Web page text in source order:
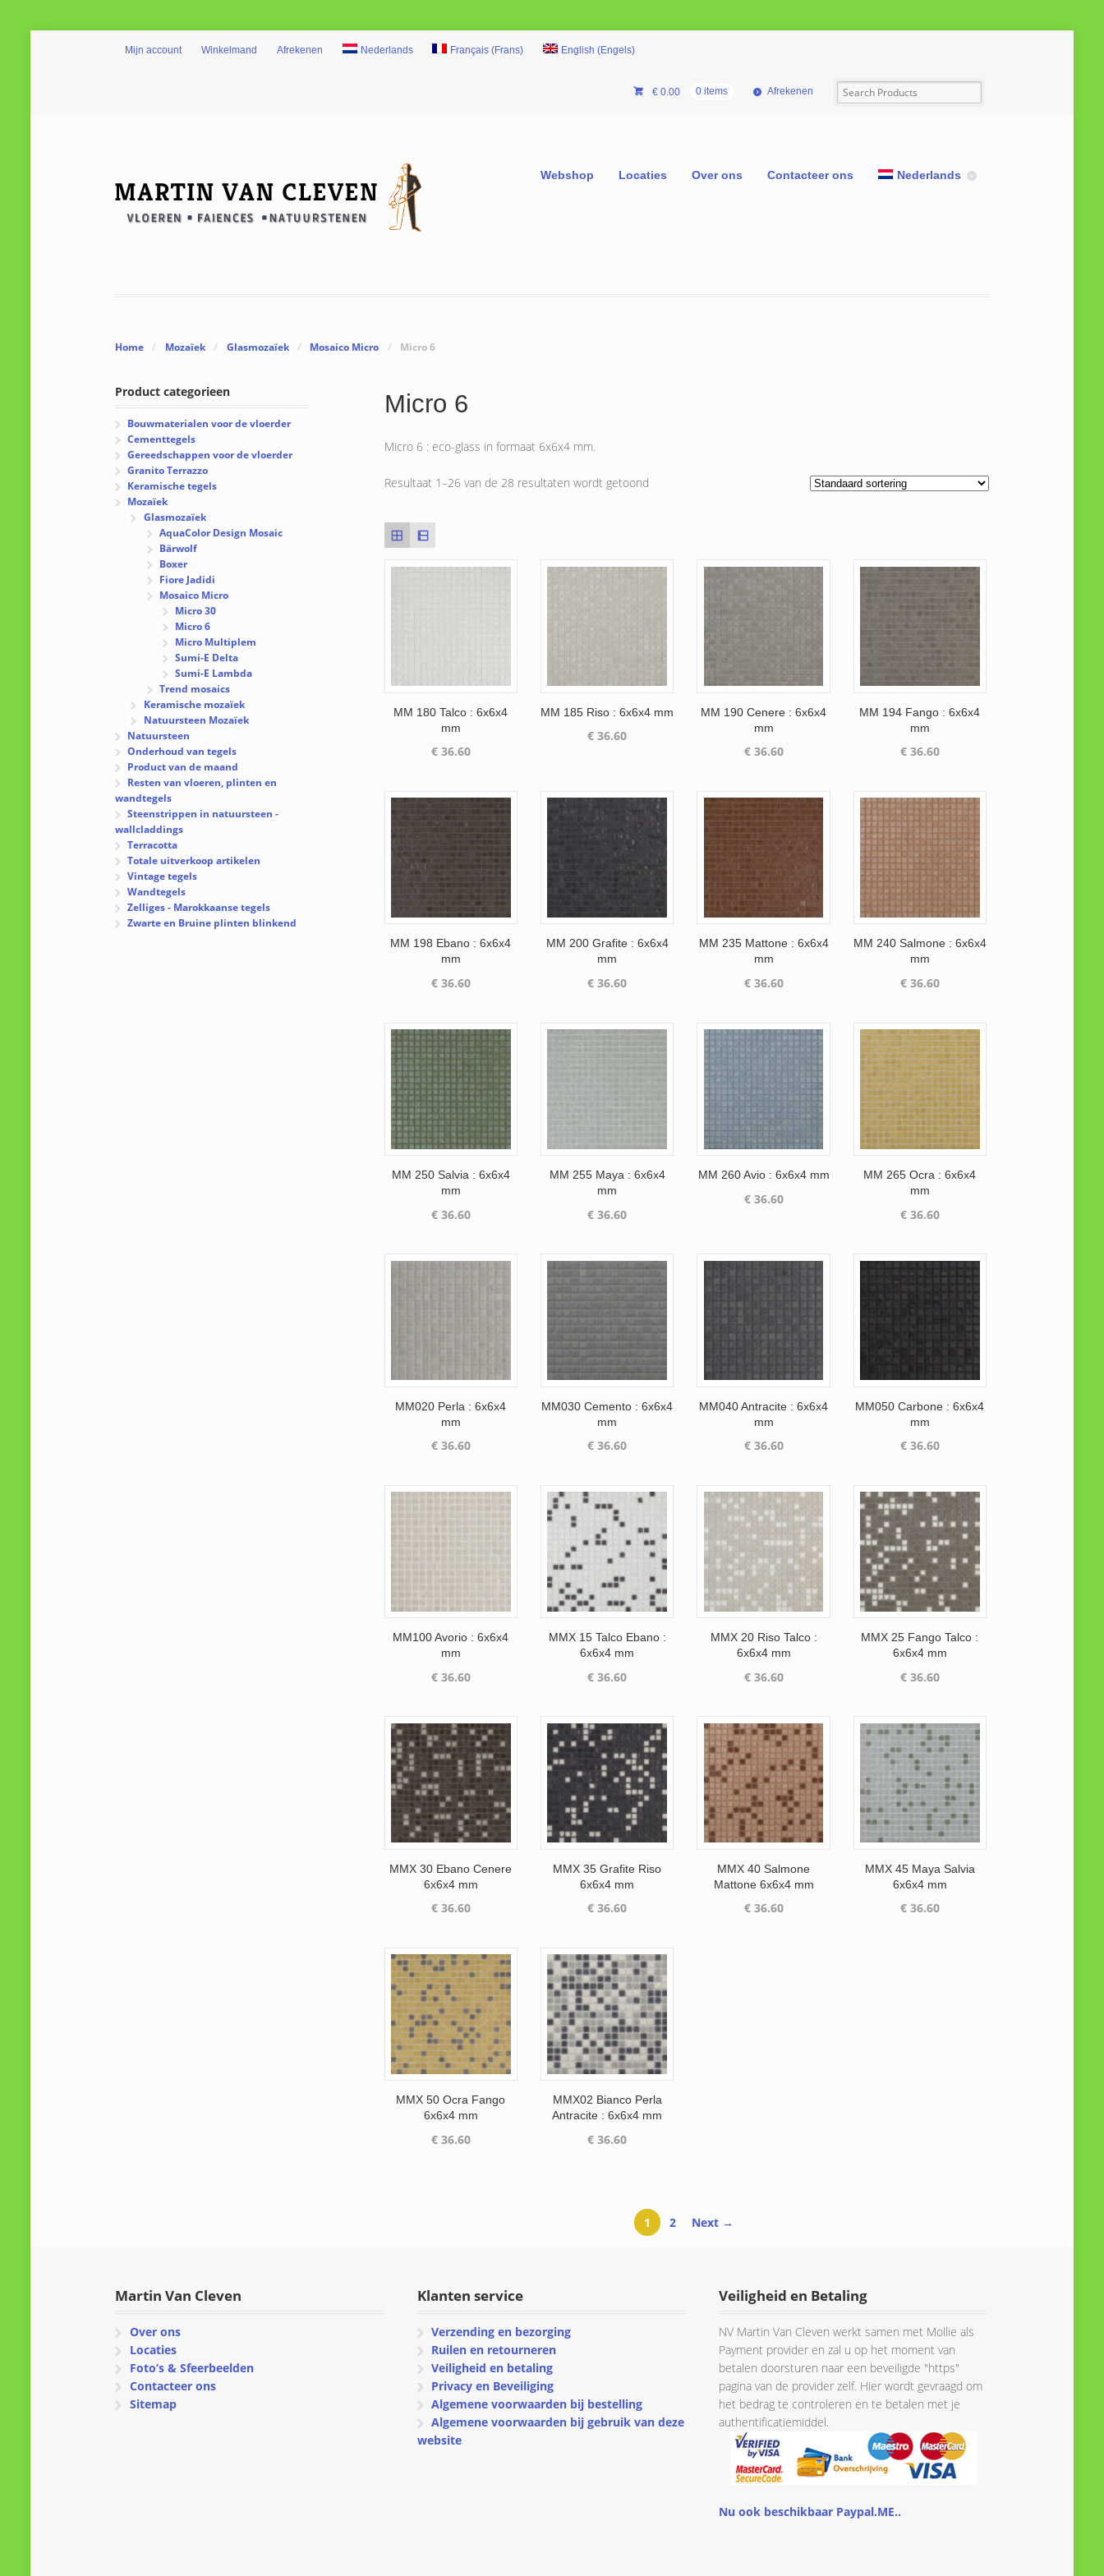
Mijn account Winkelmand Afrekenen Nederlands Français (Frans) English (Engels)
€0.00 0 items Afrekenen
Webshop Locaties Over ons Contacteer ons Nederlands
Home / Mozaïek / Glasmozaïek / Mosaico Micro / Micro 6
Micro 6
Micro 6 : eco-glass in formaat 6x6x4 mm.
Resultaat 1–26 van de 28 resultaten wordt getoond
MM 180 Talco : 6x6x4
mm
€36.60
MM 185 Riso : 6x6x4 mm
€ 36.60
MM 190 Cenere : 6x6x4
mm
€36.60
MM 194 Fango : 6x6x4
mm
€36.60
MM 198 Ebano : 6x6x4
mm
€36.60
MM 200 Grafite : 6x6x4
mm
€ 36.60
MM 235 Mattone : 6x6x4
mm
€36.60
MM 240 Salmone : 6x6x4
mm
€36.60
MM 250 Salvia : 6x6x4
mm
€36.60
MM 255 Maya : 6x6x4
mm
€ 36.60
MM 260 Avio : 6x6x4 mm
€36.60
MM 265 Ocra : 6x6x4
mm
€36.60
MM020 Perla : 6x6x4
mm
€36.60
MM030 Cemento : 6x6x4
mm
€ 36.60
MM040 Antracite : 6x6x4
mm
€36.60
MM050 Carbone : 6x6x4
mm
€36.60
MM100 Avorio : 6x6x4
mm
€36.60
MMX 15 Talco Ebano :
6x6x4 mm
€ 36.60
MMX 20 Riso Talco :
6x6x4 mm
€36.60
MMX 25 Fango Talco :
6x6x4 mm
€36.60
MMX 30 Ebano Cenere
6x6x4 mm
€36.60
MMX 35 Grafite Riso
6x6x4 mm
€ 36.60
MMX 40 Salmone
Mattone 6x6x4 mm
€36.60
MMX 45 Maya Salvia
6x6x4 mm
€36.60
MMX 50 Ocra Fango
6x6x4 mm
€36.60
MMX02 Bianco Perla
Antracite : 6x6x4 mm
€ 36.60
1 2 Next →
Product categorieen
Bouwmaterialen voor de vloerder
Cementtegels
Gereedschappen voor de vloerder
Granito Terrazzo
Keramische tegels
Mozaïek
Glasmozaïek
AquaColor Design Mosaic
Bärwolf
Boxer
Fiore Jadidi
Mosaico Micro
Micro 30
Micro 6
Micro Multiplem
Sumi-E Delta
Sumi-E Lambda
Trend mosaics
Keramische mozaïek
Natuursteen Mozaïek
Natuursteen
Onderhoud van tegels
Product van de maand
Resten van vloeren, plinten en
wandtegels
Steenstrippen in natuursteen -
wallcladdings
Terracotta
Totale uitverkoop artikelen
Vintage tegels
Wandtegels
Zelliges - Marokkaanse tegels
Zwarte en Bruine plinten blinkend
Martin Van Cleven
Over ons
Locaties
Foto’s & Sfeerbeelden
Contacteer ons
Sitemap
Klanten service
Verzending en bezorging
Ruilen en retourneren
Veiligheid en betaling
Privacy en Beveiliging
Algemene voorwaarden bij bestelling
Algemene voorwaarden bij gebruik van deze
website
Veiligheid en Betaling
NV Martin Van Cleven werkt samen met Mollie als
Payment provider en zal u op het moment van
betalen doorsturen naar een beveiligde "https"
pagina van de provider zelf. Hier wordt gevraagd om
het bedrag te controleren en te betalen met je
authentificatiemiddel.
Nu ook beschikbaar Paypal.ME..